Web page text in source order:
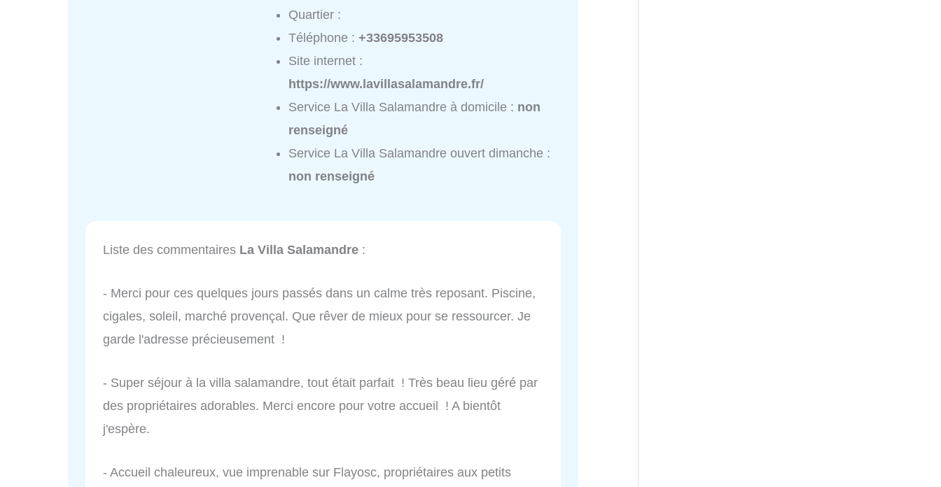
Quartier :
Téléphone :+33695953508
Site internet :
https://www.lavillasalamandre.fr/
Service La Villa Salamandre à domicile : non
renseigné
Service La Villa Salamandre ouvert dimanche :
non renseigné
Liste des commentaires La Villa Salamandre :
- Merci pour ces quelques jours passés dans un calme très reposant. Piscine,
cigales, soleil, marché provençal. Que rêver de mieux pour se ressourcer. Je
garde l'adresse précieusement !
- Super séjour à la villa salamandre, tout était parfait ! Très beau lieu géré par
des propriétaires adorables. Merci encore pour votre accueil ! A bientôt
j'espère.
- Accueil chaleureux, vue imprenable sur Flayosc, propriétaires aux petits